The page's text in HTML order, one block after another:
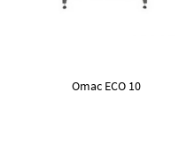
Omac ECO 10